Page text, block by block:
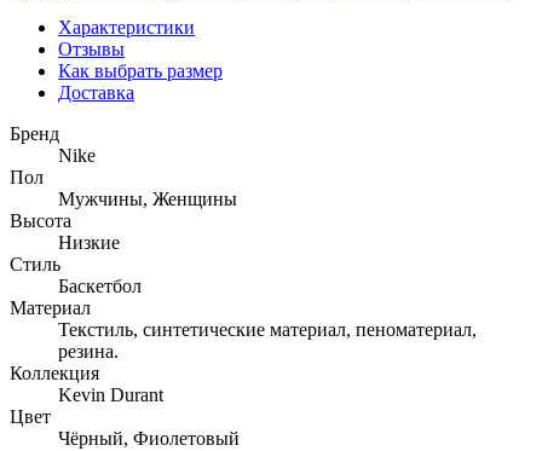
Характеристики
Отзывы
Как выбрать размер
Доставка
Бренд
Nike
Пол
Мужчины, Женщины
Высота
Низкие
Стиль
Баскетбол
Материал
Текстиль, синтетические материал, пеноматериал,
резина.
Коллекция
Kevin Durant
Цвет
Чёрный, Фиолетовый